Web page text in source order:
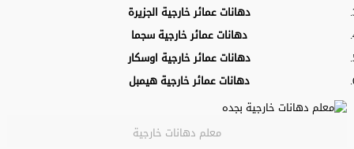
دهانات عمائر خارجية الجزيرة
دهانات عمائر خارجية سجما
دهانات عمائر خارجية اوسكار
دهانات عمائر خارجية هيمبل
معلم دهانات خارجية